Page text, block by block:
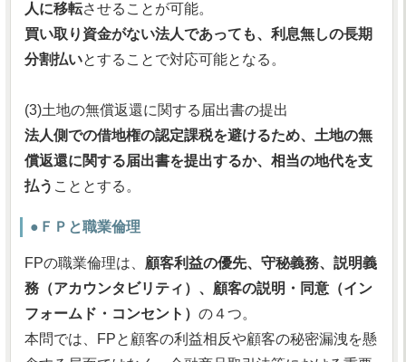
人に移転させることが可能。
買い取り資金がない法人であっても、利息無しの長期
分割払いとすることで対応可能となる。
(3)土地の無償返還に関する届出書の提出
法人側での借地権の認定課税を避けるため、土地の無
償返還に関する届出書を提出するか、相当の地代を支
払う こととする。
●ＦＰと職業倫理
FPの職業倫理は、 顧客利益の優先、守秘義務、説明義
務（アカウンタビリティ）、顧客の説明・同意（イン
フォームド・コンセント） の４つ。
本問では、FPと顧客の利益相反や顧客の秘密漏洩を懸